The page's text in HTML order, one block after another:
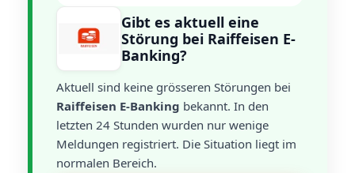
Gibt es aktuell eine
Störung bei Raiffeisen E-
Banking?
Aktuell sind keine grösseren Störungen bei
Raiffeisen E-Banking bekannt. In den
letzten 24 Stunden wurden nur wenige
Meldungen registriert. Die Situation liegt im
normalen Bereich.